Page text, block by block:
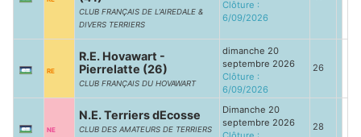
CLUB FRANÇAIS DE L’AIREDALE &
DIVERS TERRIERS
Clôture :
6/09/2026
RE
R.E. Hovawart -
Pierrelatte (26)
CLUB FRANÇAIS DU HOVAWART
dimanche 20
septembre 2026
Clôture :
6/09/2026
26
NE
N.E. Terriers dEcosse
CLUB DES AMATEURS DE TERRIERS
Dimanche 20
septembre 2026
28